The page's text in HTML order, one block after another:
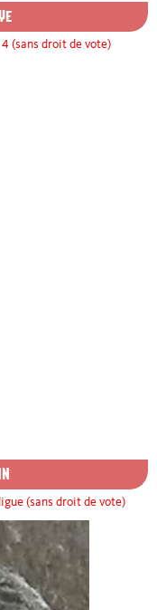
(sans droit de vote)
(sans droit de vote)